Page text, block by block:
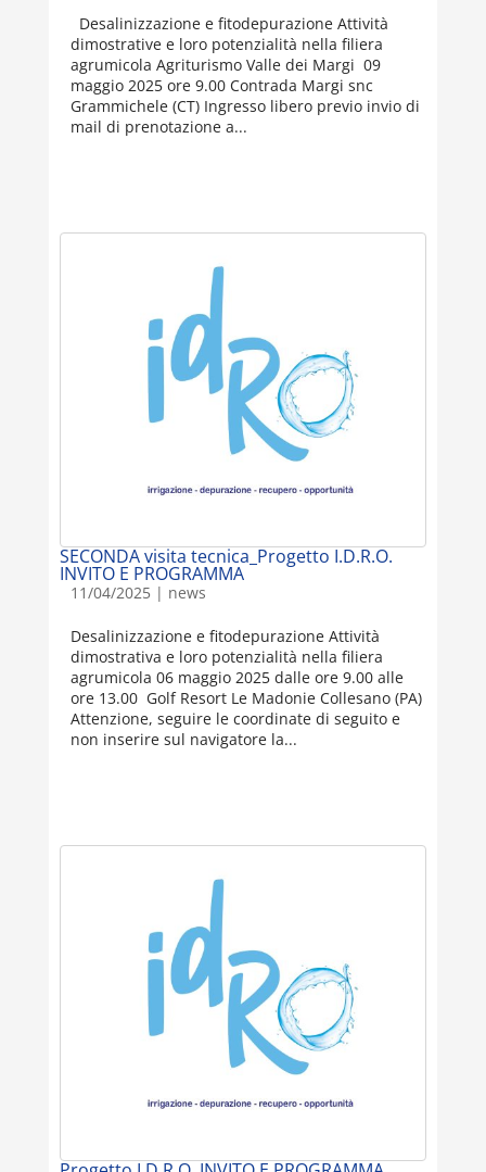
Desalinizzazione e fitodepurazione Attività
dimostrative e loro potenzialità nella filiera
agrumicola Agriturismo Valle dei Margi 09
maggio 2025 ore 9.00 Contrada Margi snc
Grammichele (CT) Ingresso libero previo invio di
mail di prenotazione a...
SECONDA visita tecnica_Progetto I.D.R.O.
INVITO E PROGRAMMA
11/04/2025| news
Desalinizzazione e fitodepurazione Attività
dimostrativa e loro potenzialità nella filiera
agrumicola 06 maggio 2025 dalle ore 9.00 alle
ore 13.00 Golf Resort Le Madonie Collesano (PA)
Attenzione, seguire le coordinate di seguito e
non inserire sul navigatore la...